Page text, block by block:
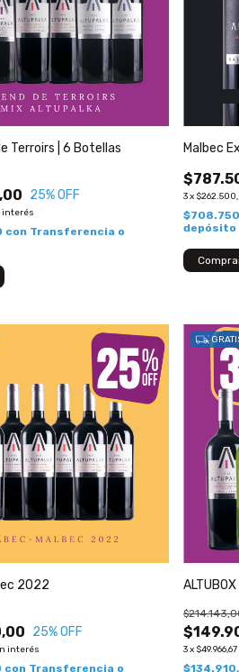
Terroirs | 6 Botellas
25% OFF
interés
con Transferencia o
Malbec
3x
depósito
2022
25% OFF
interés
con Transferencia o
ALTUBOX
3x $49.966,67